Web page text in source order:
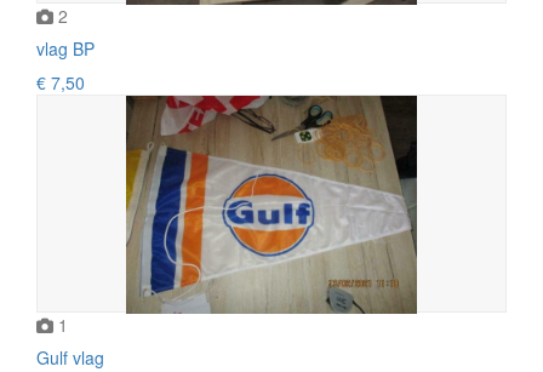
2
vlag BP
€ 7,50
1
Gulf vlag